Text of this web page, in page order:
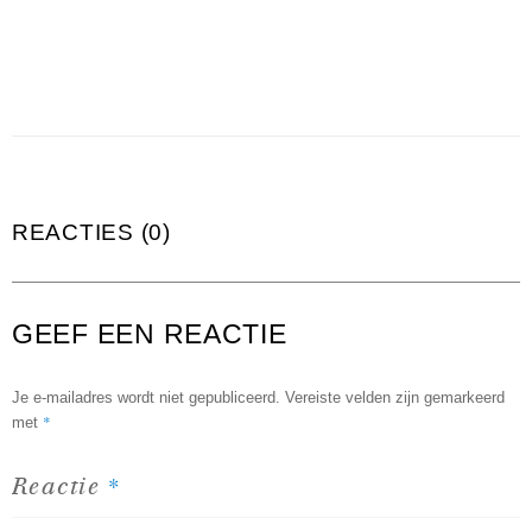
REACTIES (0)
GEEF EEN REACTIE
Je e-mailadres wordt niet gepubliceerd. Vereiste velden zijn gemarkeerd
met *
Reactie *